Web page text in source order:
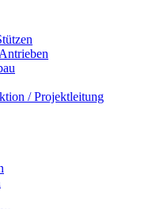
/ Projektleitung